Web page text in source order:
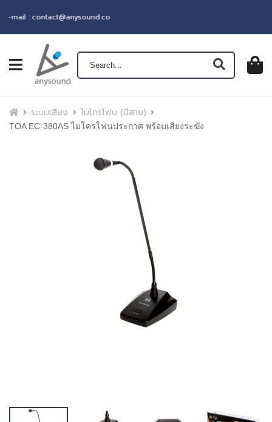
: contact@anysound.co
เปิดเมนู ตะกร้
0฿
หน้าแรกระบบเสียง ไมโครโฟน (มีสาย)
TOA EC-380AS ไมโครโฟนประกาศ พร้อมเสียงระฆัง